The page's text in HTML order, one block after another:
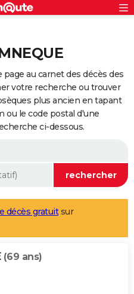
au carnet des décès des
votre recherche ou trouver
plus ancien en tapant
ou le code postal d'une
ci-dessous.
décès gratuitsur
(69 ans)